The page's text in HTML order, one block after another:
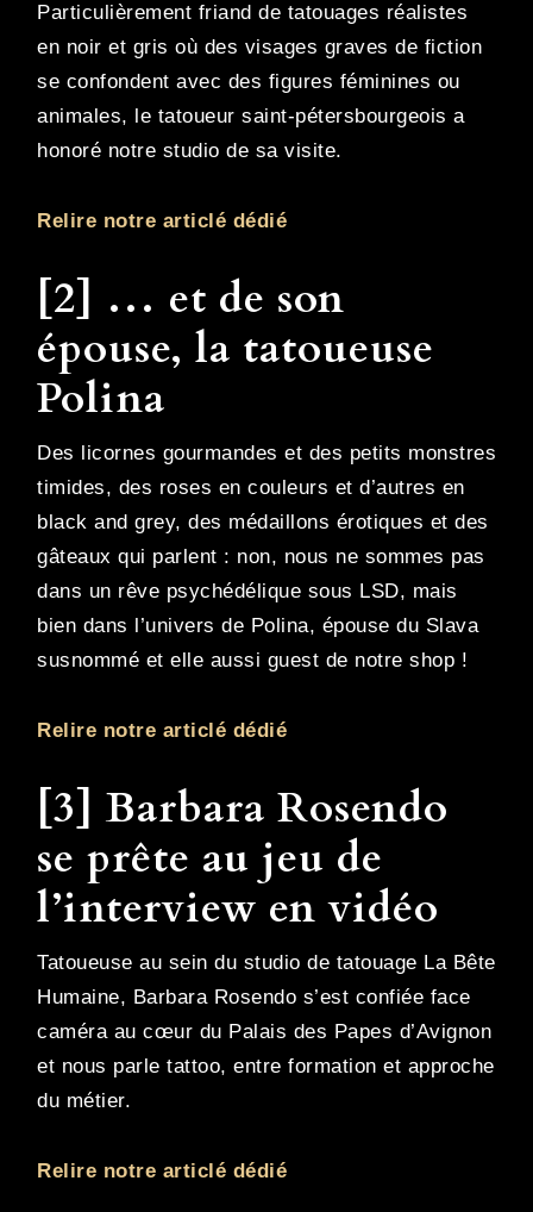
Particulièrement friand de tatouages réalistes
en noir et gris où des visages graves de fiction
se confondent avec des figures féminines ou
animales, le tatoueur saint-pétersbourgeois a
honoré notre studio de sa visite.
Relire notre articlé dédié
[2] … et de son
épouse, la tatoueuse
Polina
Des licornes gourmandes et des petits monstres
timides, des roses en couleurs et d’autres en
black and grey, des médaillons érotiques et des
gâteaux qui parlent : non, nous ne sommes pas
dans un rêve psychédélique sous LSD, mais
bien dans l’univers de Polina, épouse du Slava
susnommé et elle aussi guest de notre shop !
Relire notre articlé dédié
[3] Barbara Rosendo
se prête au jeu de
l’interview en vidéo
Tatoueuse au sein du studio de tatouage La Bête
Humaine, Barbara Rosendo s’est confiée face
caméra au cœur du Palais des Papes d’Avignon
et nous parle tattoo, entre formation et approche
du métier.
Relire notre articlé dédié